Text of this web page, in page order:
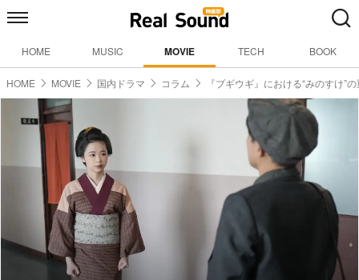
HOME MUSIC MOVIE TECH BOOK
HOME MOVIE 国内ドラマ コラム 『ブギウギ』における“みのすけ”